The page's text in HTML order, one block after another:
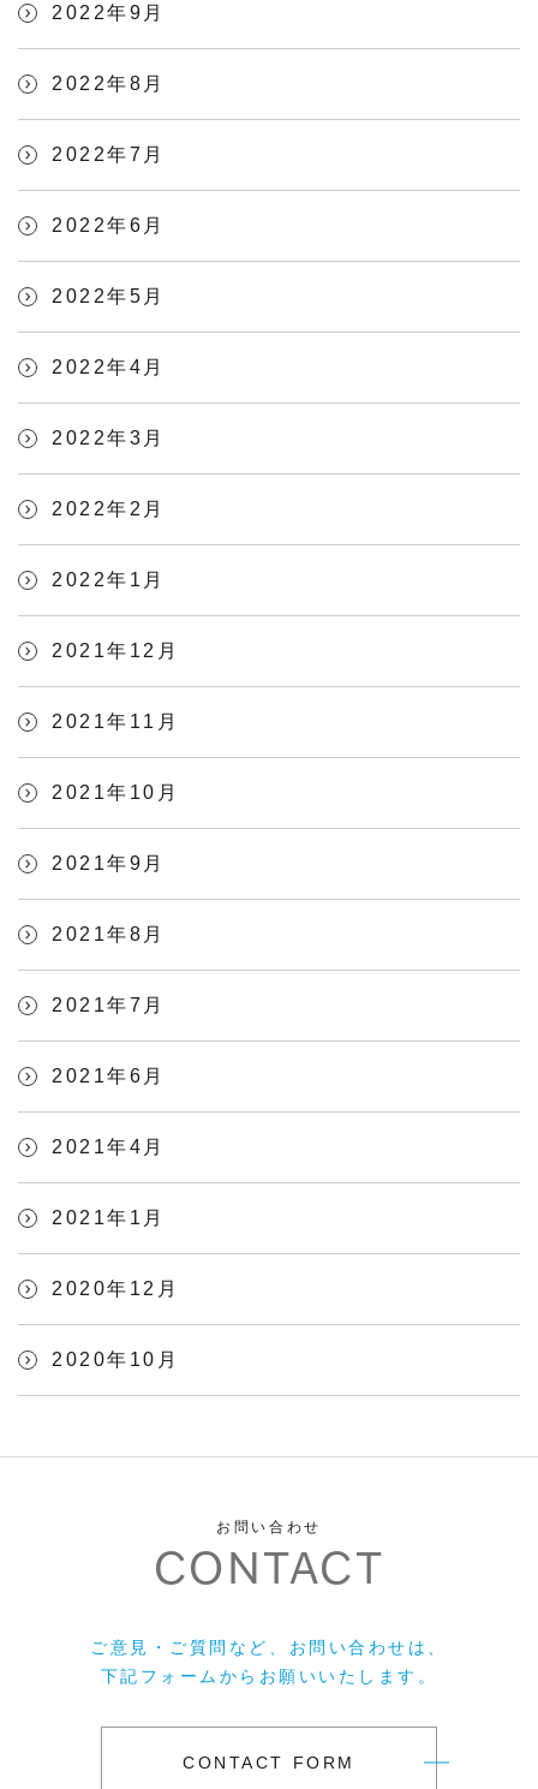
2022年9月
2022年8月
2022年7月
2022年6月
2022年5月
2022年4月
2022年3月
2022年2月
2022年1月
2021年12月
2021年11月
2021年10月
2021年9月
2021年8月
2021年7月
2021年6月
2021年4月
2021年1月
2020年12月
2020年10月
お問い合わせ
CONTACT
ご意見・ご質問など、お問い合わせは、
下記フォームからお願いいたします。
CONTACT FORM